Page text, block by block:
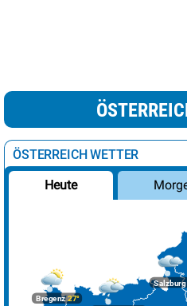
ÖSTERREICH WETTER
Heute
Bregenz27°
Salzburg